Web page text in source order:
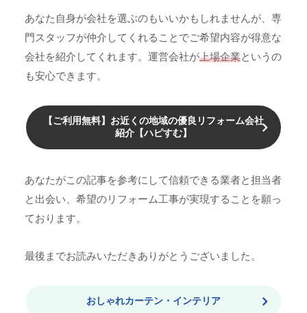
あなた自身が会社を選ぶのもいいかもしれませんが、専
門スタッフが仲介してくれることでご希望内容が得意な
会社を紹介してくれます。運営会社が上場企業というの
も安心できます。
【ご利用無料】お近くの地域の優良リフォーム会社
紹介【ハピすむ】
あなたがこの記事を参考にして信頼できる業者と担当者
と出会い、希望のリフォーム工事が実現することを願っ
ております。
最後までお読みいただきありがとうございました。
おしゃれカーテン・インテリア